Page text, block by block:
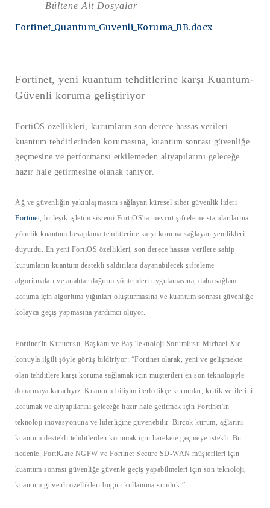
Bültene Ait Dosyalar
Fortinet_Quantum_Guvenli_Koruma_BB.docx
Fortinet, yeni kuantum tehditlerine karşı Kuantum-
Güvenli koruma geliştiriyor
FortiOS özellikleri, kurumların son derece hassas verileri
kuantum tehditlerinden korumasına, kuantum sonrası güvenliğe
geçmesine ve performansı etkilemeden altyapılarını geleceğe
hazır hale getirmesine olanak tanıyor.
Ağ ve güvenliğin yakınlaşmasını sağlayan küresel siber güvenlik lideri
Fortinet, birleşik işletim sistemi FortiOS'ta mevcut şifreleme standartlarına
yönelik kuantum hesaplama tehditlerine karşı koruma sağlayan yenilikleri
duyurdu. En yeni FortiOS özellikleri, son derece hassas verilere sahip
kurumların kuantum destekli saldırılara dayanabilecek şifreleme
algoritmaları ve anahtar dağıtım yöntemleri uygulamasına, daha sağlam
koruma için algoritma yığınları oluşturmasına ve kuantum sonrası güvenliğe
kolayca geçiş yapmasına yardımcı oluyor.
Fortinet'in Kurucusu, Başkanı ve Baş Teknoloji Sorumlusu Michael Xie
konuyla ilgili şöyle görüş bildiriyor: “Fortinet olarak, yeni ve gelişmekte
olan tehditlere karşı koruma sağlamak için müşterileri en son teknolojiyle
donatmaya kararlıyız. Kuantum bilişim ilerledikçe kurumlar, kritik verilerini
korumak ve altyapılarını geleceğe hazır hale getirmek için Fortinet'in
teknoloji inovasyonuna ve liderliğine güvenebilir. Birçok kurum, ağlarını
kuantum destekli tehditlerden korumak için harekete geçmeye istekli. Bu
nedenle, FortiGate NGFW ve Fortinet Secure SD-WAN müşterileri için
kuantum sonrası güvenliğe güvenle geçiş yapabilmeleri için son teknoloji,
kuantum güvenli özellikleri bugün kullanıma sunduk.”